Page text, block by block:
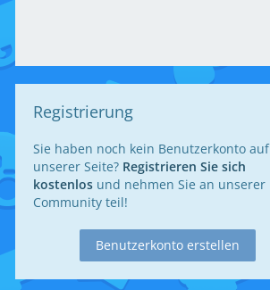
Registrierung
Sie haben noch kein Benutzerkonto auf
unserer Seite? Registrieren Sie sich
kostenlos und nehmen Sie an unserer
Community teil!
Benutzerkonto erstellen